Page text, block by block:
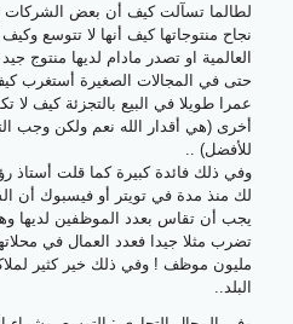
لطالما تسآلت كيف أن بعض الشركات
نجاح منتوجاتها كيف أنها لا تتوسع
العالمية او تصدر مادام لديها منتوج
حتى في المجالات الصغيرة أستغرب
عمرا طويلا في البيع بالتجزئة كيف لا
أخرى (هي أقدار الله نعم ولكن وجب
للأفضل) ..
وفي ذلك فائدة كبيرة كما قلت أستاذ
لك منذ مدة في تويتر أو فيسبوك أن
يجب أن تقاس بعدد الموظفين لديها
مليون موظف ! وفي ذلك خير كثير
البلد..